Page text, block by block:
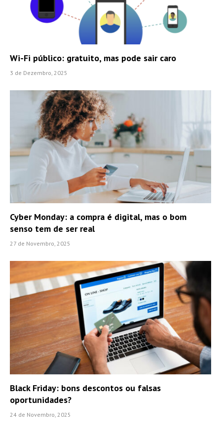
Wi-Fi público: gratuito, mas pode sair caro
3 de Dezembro, 2025
Cyber Monday: a compra é digital, mas o bom
senso tem de ser real
27 de Novembro, 2025
Black Friday: bons descontos ou falsas
oportunidades?
24 de Novembro, 2025